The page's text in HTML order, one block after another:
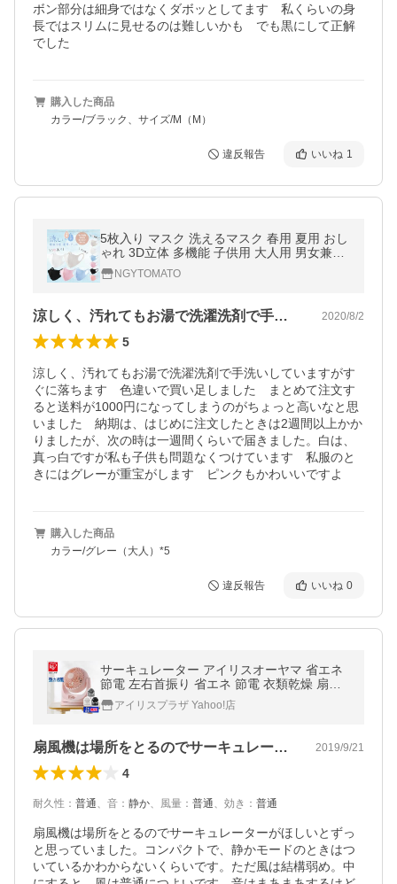
ボン部分は細身ではなくダボッとしてます　私くらいの身
長ではスリムに見せるのは難しいかも　でも黒にして正解
でした
購入した商品
カラー/ブラック、サイズ/M（M）
違反報告 いいね 1
5枚入り マスク 洗えるマスク 春用 夏用 おし
ゃれ 3D立体 多機能 子供用 大人用 男女兼用
洗えるマスク 風邪対策 通気性 ウイルス対策
花粉対策
NGYTOMATO
涼しく、汚れてもお湯で洗濯洗剤で手洗い… 2020/8/2
5
涼しく、汚れてもお湯で洗濯洗剤で手洗いしていますがす
ぐに落ちます　色違いで買い足しました　まとめて注文す
ると送料が1000円になってしまうのがちょっと高いなと思
いました　納期は、はじめに注文したときは2週間以上かか
りましたが、次の時は一週間くらいで届きました。白は、
真っ白ですが私も子供も問題なくつけています　私服のと
きにはグレーが重宝がします　ピンクもかわいいですよ
購入した商品
カラー/グレー（大人）*5
違反報告 いいね 0
サーキュレーター アイリスオーヤマ 省エネ
節電 左右首振り 省エネ 節電 衣類乾燥 扇風
機 送風 卓上扇風機 8畳 PCF-MKM15 安心延
長保証対象
アイリスプラザ Yahoo!店
扇風機は場所をとるのでサーキュレーター… 2019/9/21
4
耐久性 ： 普通、 音 ： 静か、 風量 ： 普通、 効き ： 普通
扇風機は場所をとるのでサーキュレーターがほしいとずっ
と思っていました。コンパクトで、静かモードのときはつ
いているかわからないくらいです。ただ風は結構弱め。中